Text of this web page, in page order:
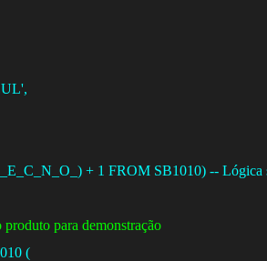
,
+ 1 FROM SB1010) -- Lógica
para demonstração
(